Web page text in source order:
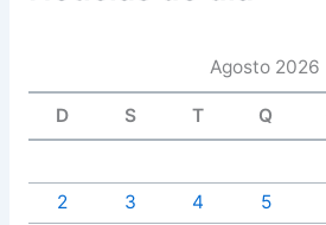
Agosto 2026
D S T Q
2
3 4 5